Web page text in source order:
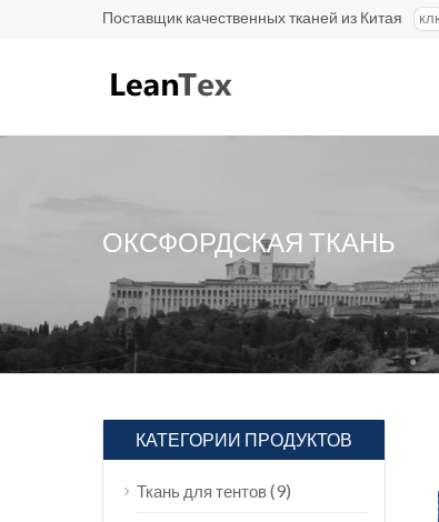
Поставщик качественных тканей из Китая
ОКСФОРДСКАЯ ТКАНЬ
КАТЕГОРИИ ПРОДУКТОВ
Ткань для тентов(9)